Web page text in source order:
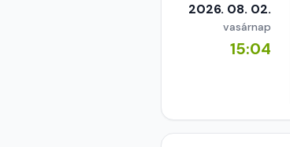
2026. 08. 02.
vasárnap
15:04